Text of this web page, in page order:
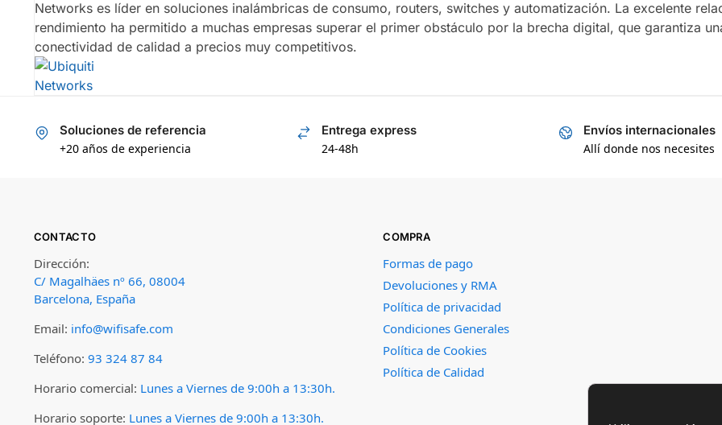
Networks es líder en soluciones inalámbricas de consumo, routers, switches y automatización. La excelente
rendimiento ha permitido a muchas empresas superar el primer obstáculo por la brecha digital, que garantiza
conectividad de calidad a precios muy competitivos.
Soluciones de referencia
+20 años de experiencia
Entrega express
24-48h
Envíos internacionales
Allí donde nos necesites
CONTACTO
Dirección:
C/ Magalhäes nº 66, 08004
Barcelona, España
Email: info@wifisafe.com
Teléfono: 93 324 87 84
Horario comercial: Lunes a Viernes de 9:00h a 13:30h.
Horario soporte: Lunes a Viernes de 9:00h a 13:30h.
COMPRA
Formas de pago
Devoluciones y RMA
Política de privacidad
Condiciones Generales
Política de Cookies
Política de Calidad